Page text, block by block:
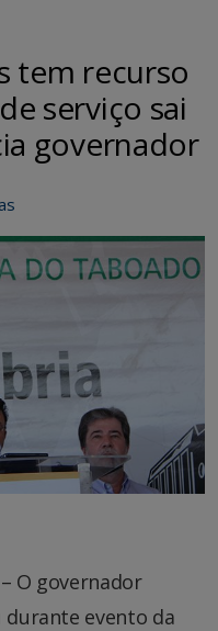
tem recurso
serviço sai
governador
– O governador
durante evento da